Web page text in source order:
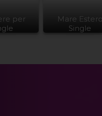
per
Mare
Single